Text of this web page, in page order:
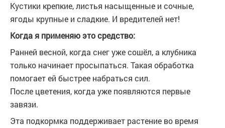
Кустики крепкие, листья насыщенные и сочные,
ягоды крупные и сладкие. И вредителей нет!
Когда я применяю это средство:
Ранней весной, когда снег уже сошёл, а клубника
только начинает просыпаться. Такая обработка
помогает ей быстрее набраться сил.
После цветения, когда уже появляются первые
завязи.
Эта подкормка поддерживает растение во время